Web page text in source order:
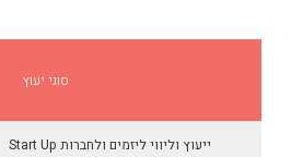
סוגי יעוץ
ייעוץ וליווי ליזמים ולחברות Start Up